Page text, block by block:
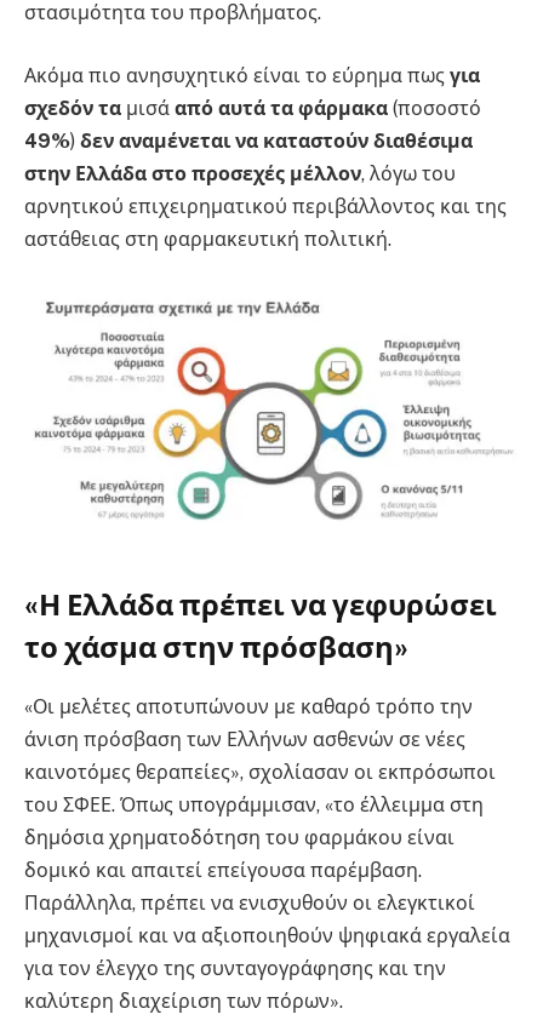
στασιμότητα του προβλήματος.
Ακόμα πιο ανησυχητικό είναι το εύρημα πως για
σχεδόν τα μισά από αυτά τα φάρμακα (ποσοστό
49%) δεν αναμένεται να καταστούν διαθέσιμα
στην Ελλάδα στο προσεχές μέλλον, λόγω του
αρνητικού επιχειρηματικού περιβάλλοντος και της
αστάθειας στη φαρμακευτική πολιτική.
«Η Ελλάδα πρέπει να γεφυρώσει
το χάσμα στην πρόσβαση»
«Οι μελέτες αποτυπώνουν με καθαρό τρόπο την
άνιση πρόσβαση των Ελλήνων ασθενών σε νέες
καινοτόμες θεραπείες», σχολίασαν οι εκπρόσωποι
του ΣΦΕΕ. Όπως υπογράμμισαν, «το έλλειμμα στη
δημόσια χρηματοδότηση του φαρμάκου είναι
δομικό και απαιτεί επείγουσα παρέμβαση.
Παράλληλα, πρέπει να ενισχυθούν οι ελεγκτικοί
μηχανισμοί και να αξιοποιηθούν ψηφιακά εργαλεία
για τον έλεγχο της συνταγογράφησης και την
καλύτερη διαχείριση των πόρων».